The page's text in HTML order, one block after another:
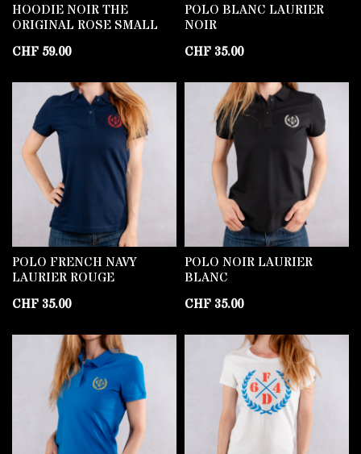
HOODIE NOIR THE
ORIGINAL ROSE SMALL
CHF 59.00
POLO BLANC LAURIER
NOIR
CHF 35.00
POLO FRENCH NAVY
LAURIER ROUGE
CHF 35.00
POLO NOIR LAURIER
BLANC
CHF 35.00